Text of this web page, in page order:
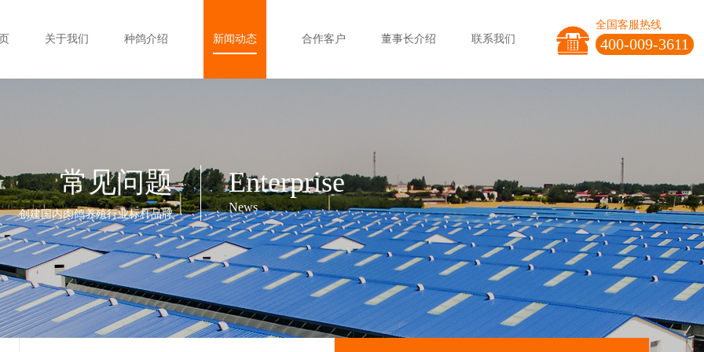
全国客服热线
400-009-3611
关于我们 种鸽介绍 新闻动态 合作客户 董事长介绍 联系我们
常见问题
创建国内肉鸽养殖行业标杆品牌
Enterprise
News